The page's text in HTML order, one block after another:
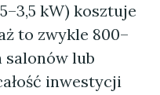
kW) kosztuje
to zwykle 800–
salonów lub
inwestycji